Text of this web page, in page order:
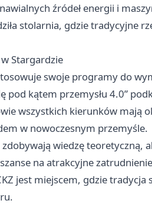
źródeł energii i
stolarnia, gdzie tradycyjne
w Stargardzie
swoje programy do
pod kątem przemysłu 4.0”
wszystkich kierunków mają
w nowoczesnym przemyśle.
wiedzę teoretyczną,
na atrakcyjne
jest miejscem, gdzie tradycja